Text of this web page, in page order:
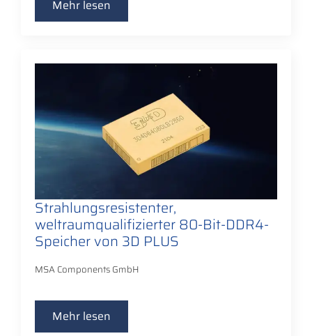
Mehr lesen
Strahlungsresistenter,
weltraumqualifizierter 80-Bit-DDR4-
Speicher von 3D PLUS
MSA Components GmbH
Mehr lesen